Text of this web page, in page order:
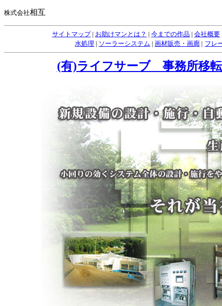
株式会社相互
サイトマップ| お助けマンとは？ | 今までの作品 | 会社概要
水処理 | ソーラーシステム | 画材販売・画廊 | フレ
(有)ライフサーブ 事務所移転